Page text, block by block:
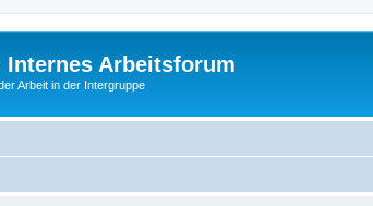
Internes Arbeitsforum
Arbeit in der Intergruppe